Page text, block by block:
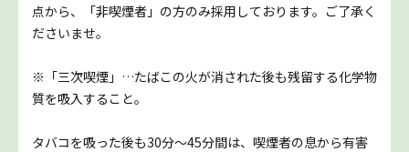
点から、「非喫煙者」の方のみ採用しております。ご了承く
ださいませ。
※「三次喫煙」…たばこの火が消された後も残留する化学物
質を吸入すること。
タバコを吸った後も30分～45分間は、喫煙者の息から有害